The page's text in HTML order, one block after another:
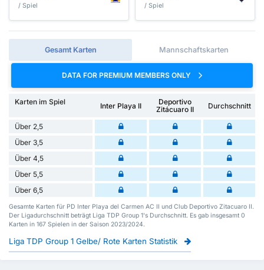
/ Spiel / Spiel
Gesamt Karten Mannschaftskarten
DATA FOR PREMIUM MEMBERS ONLY
Karten im Spiel Inter Playa II
Deportivo
Zitácuaro II
Durchschnitt
Über 2,5
Über 3,5
Über 4,5
Über 5,5
Über 6,5
Gesamte Karten für PD Inter Playa del Carmen AC II und Club Deportivo Zitacuaro II.
Der Ligadurchschnitt beträgt Liga TDP Group 1's Durchschnitt. Es gab insgesamt 0
Karten in 167 Spielen in der Saison 2023/2024.
Liga TDP Group 1 Gelbe/ Rote Karten Statistik